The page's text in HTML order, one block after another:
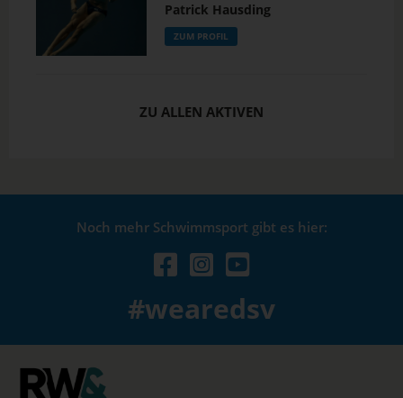
Patrick Hausding
ZUM PROFIL
ZU ALLEN AKTIVEN
Noch mehr Schwimmsport gibt es hier:
#wearedsv